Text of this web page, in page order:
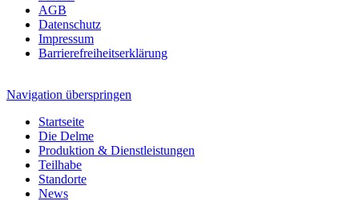
AGB
Datenschutz
Impressum
Barrierefreiheitserklärung
Navigation überspringen
Startseite
Die Delme
Produktion & Dienstleistungen
Teilhabe
Standorte
News